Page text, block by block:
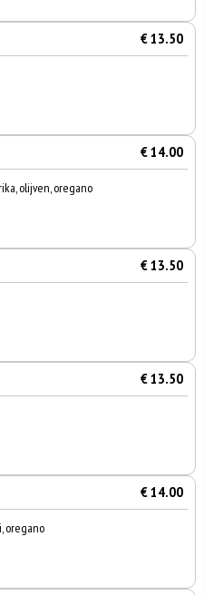
€ 13.50
€ 14.00
olijven, oregano
€ 13.50
€ 13.50
€ 14.00
oregano